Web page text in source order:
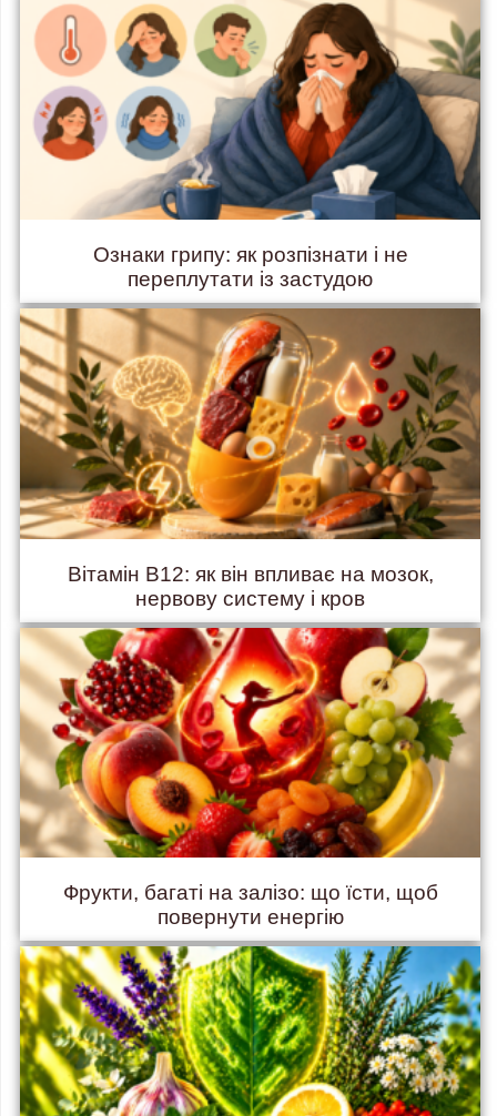
Ознаки грипу: як розпізнати і не
переплутати із застудою
Вітамін B12: як він впливає на мозок,
нервову систему і кров
Фрукти, багаті на залізо: що їсти, щоб
повернути енергію